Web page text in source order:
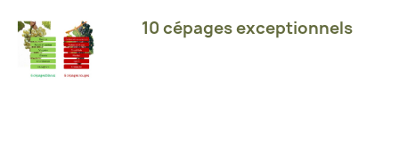
10 cépages exceptionnels